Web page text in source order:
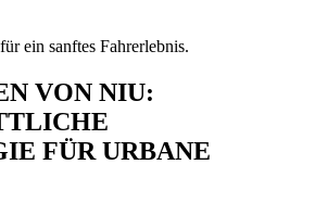
ein sanftes Fahrerlebnis.
VON NIU:
FÜR URBANE